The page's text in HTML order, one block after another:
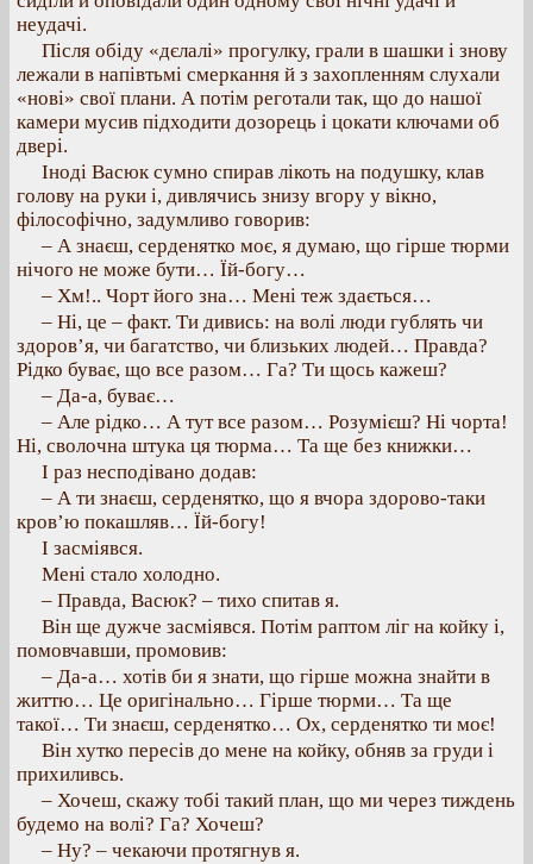
неудачі.
Після обіду «дєлалі» прогулку, грали в шашки і знову
лежали в напівтьмі смеркання й з захопленням слухали
«нові» свої плани. А потім реготали так, що до нашої
камери мусив підходити дозорець і цокати ключами об
двері.
Іноді Васюк сумно спирав лікоть на подушку, клав
голову на руки і, дивлячись знизу вгору у вікно,
філософічно, задумливо говорив:
– А знаєш, серденятко моє, я думаю, що гірше тюрми
нічого не може бути… Їй-богу…
– Хм!.. Чорт його зна… Мені теж здається…
– Ні, це – факт. Ти дивись: на волі люди гублять чи
здоров’я, чи багатство, чи близьких людей… Правда?
Рідко буває, що все разом… Га? Ти щось кажеш?
– Да-а, буває…
– Але рідко… А тут все разом… Розумієш? Ні чорта!
Ні, сволочна штука ця тюрма… Та ще без книжки…
І раз несподівано додав:
– А ти знаєш, серденятко, що я вчора здорово-таки
кров’ю покашляв… Їй-богу!
І засміявся.
Мені стало холодно.
– Правда, Васюк? – тихо спитав я.
Він ще дужче засміявся. Потім раптом ліг на койку і,
помовчавши, промовив:
– Да-а… хотів би я знати, що гірше можна знайти в
життю… Це оригінально… Гірше тюрми… Та ще
такої… Ти знаєш, серденятко… Ох, серденятко ти моє!
Він хутко пересів до мене на койку, обняв за груди і
прихиливсь.
– Хочеш, скажу тобі такий план, що ми через тиждень
будемо на волі? Га? Хочеш?
– Ну? – чекаючи протягнув я.